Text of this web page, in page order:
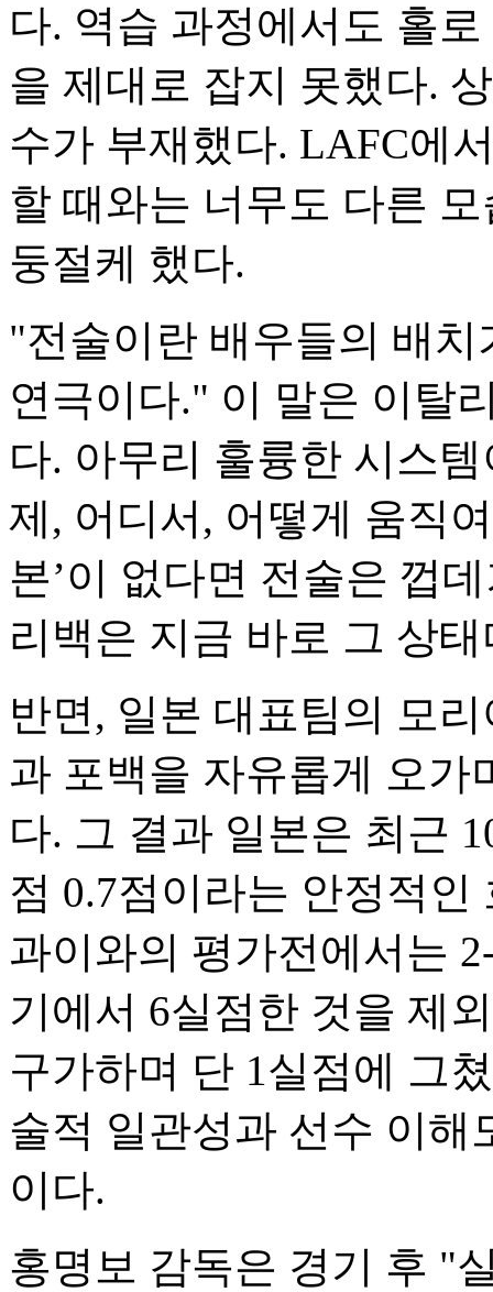
다. 역습 과정에서도 홀
을 제대로 잡지 못했다.
수가 부재했다. LAFC에
할 때와는 너무도 다른
둥절케 했다.
"전술이란 배우들의 배
연극이다." 이 말은 이탈
다. 아무리 훌륭한 시스
제, 어디서, 어떻게 움직
본’이 없다면 전술은 껍
리백은 지금 바로 그 상태
반면, 일본 대표팀의 모
과 포백을 자유롭게 오가
다. 그 결과 일본은 최근
점 0.7점이라는 안정적인
과이와의 평가전에서는
기에서 6실점한 것을 제
구가하며 단 1실점에 그
술적 일관성과 선수 이해
이다.
홍명보 감독은 경기 후 "